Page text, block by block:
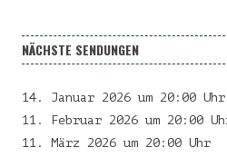
NÄCHSTE SENDUNGEN
14. Januar 2026 um 20:00 Uhr
11. Februar 2026 um 20:00
11. März 2026 um 20:00 Uhr